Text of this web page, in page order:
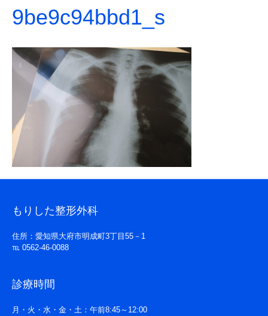
9be9c94bbd1_s
もりした整形外科
住所：愛知県大府市明成町3丁目55－1
℡ 0562-46-0088
診療時間
月・火・水・金・土：午前8:45～12:00